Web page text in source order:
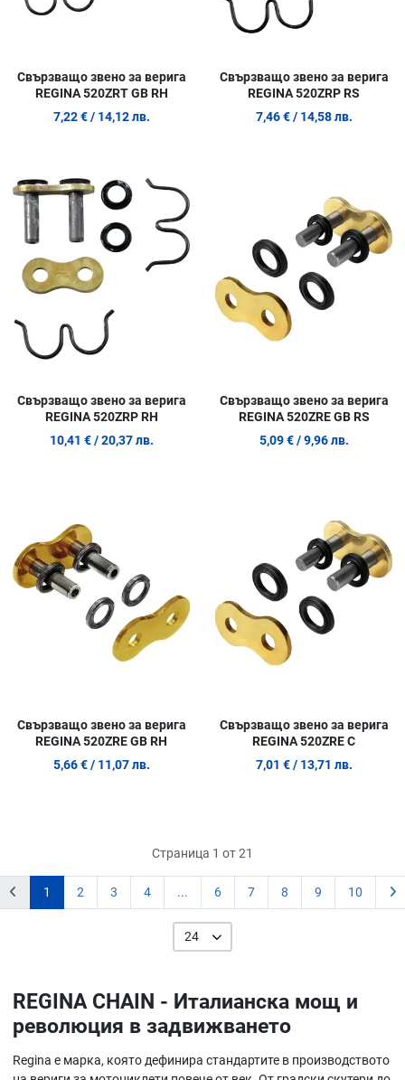
Свързващо звено за верига
REGINA 520ZRT GB RH
7,22 € / 14,12 лв.
Свързващо звено за верига
REGINA 520ZRP RS
7,46 € / 14,58 лв.
Quick View
Свързващо звено за верига
REGINA 520ZRP RH
10,41 € / 20,37 лв.
Свързващо звено за верига
REGINA 520ZRE GB RS
5,09 € / 9,96 лв.
Quick View
Свързващо звено за верига
REGINA 520ZRE GB RH
5,66 € / 11,07 лв.
Свързващо звено за верига
REGINA 520ZRE C
7,01 € / 13,71 лв.
Страница 1 от 21
1 2 3 4 ... 6 7 8 9 10
24
REGINA CHAIN - Италианска мощ и
революция в задвижването
Regina е марка, която дефинира стандартите в производството